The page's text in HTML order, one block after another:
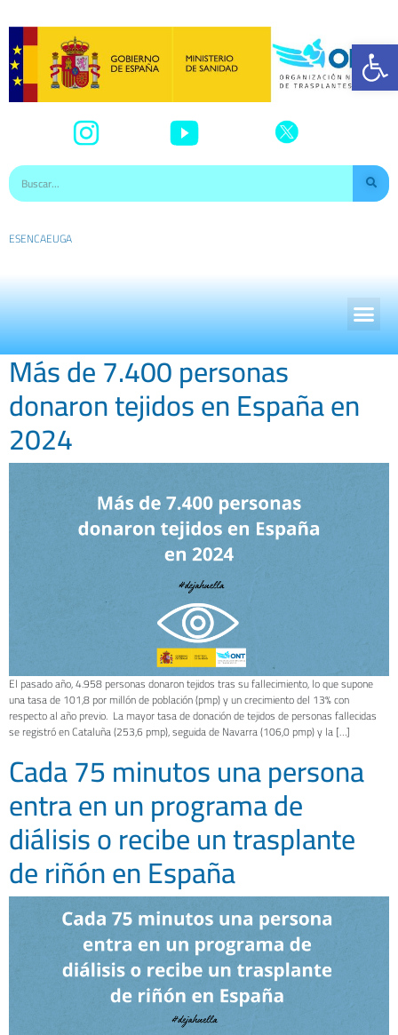
ESENCAEUGA
Más de 7.400 personas
donaron tejidos en España en
2024
El pasado año, 4.958 personas donaron tejidos tras su fallecimiento, lo que supone
una tasa de 101,8 por millón de población (pmp) y un crecimiento del 13% con
respecto al año previo. La mayor tasa de donación de tejidos de personas fallecidas
se registró en Cataluña (253,6 pmp), seguida de Navarra (106,0 pmp) y la […]
Cada 75 minutos una persona
entra en un programa de
diálisis o recibe un trasplante
de riñón en España